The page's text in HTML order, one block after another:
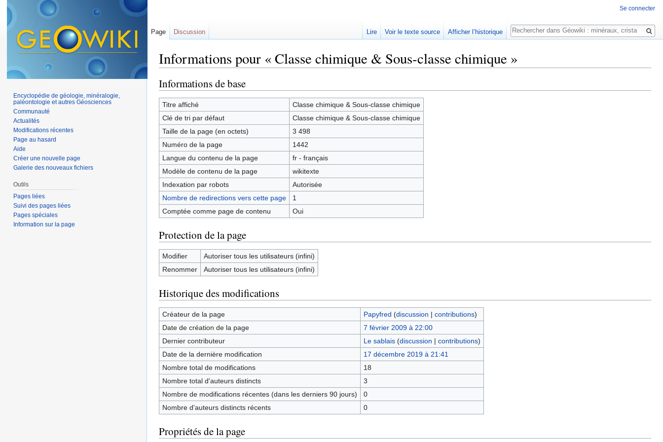
Informations pour « Classe chimique & Sous-classe chimique »
Informations de base
Titre affiché
Classe chimique & Sous-classe chimique
Clé de tri par défaut
Classe chimique & Sous-classe chimique
Taille de la page (en octets)
3 498
Numéro de la page
1442
Langue du contenu de la page
fr - français
Modèle de contenu de la page
wikitexte
Indexation par robots
Autorisée
Nombre de redirections vers cette page
1
Comptée comme page de contenu
Oui
Protection de la page
Modifier
Autoriser tous les utilisateurs (infini)
Renommer
Autoriser tous les utilisateurs (infini)
Historique des modifications
Créateur de la page Papyfred (discussion | contributions)
Date de création de la page
7 février 2009 à 22:00
Dernier contributeur
Le sablais (discussion | contributions)
Date de la dernière modification
17 décembre 2019 à 21:41
Nombre total de modifications
18
Nombre total d'auteurs distincts
3
Nombre de modifications récentes (dans les derniers 90 jours)
0
Nombre d'auteurs distincts récents
0
Propriétés de la page
Se connecter
Page Discussion Lire Voir le texte source Afficher l’historique
Rechercher
Encyclopédie de géologie, minéralogie,
paléontologie et autres Géosciences
Communauté
Actualités
Modifications récentes
Page au hasard
Aide
Créer une nouvelle page
Galerie des nouveaux fichiers
Outils
Pages liées
Suivi des pages liées
Pages spéciales
Information sur la page